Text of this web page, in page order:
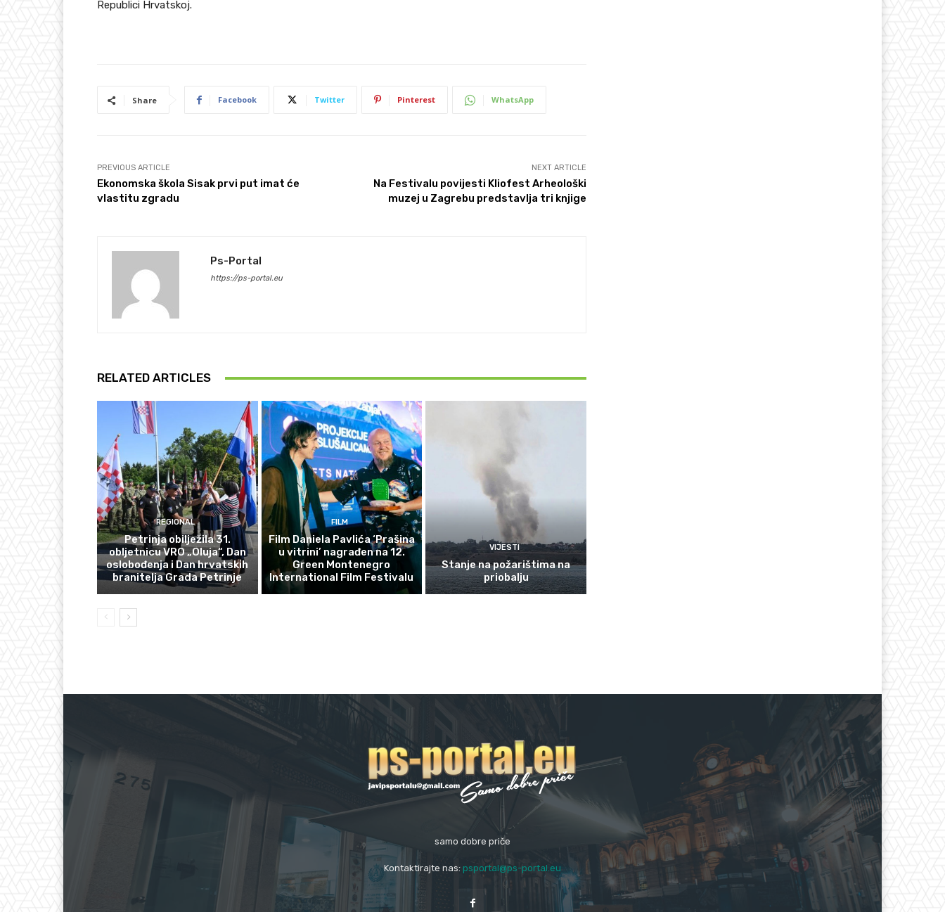
Republici Hrvatskoj.
Share Facebook Twitter Pinterest WhatsApp
PREVIOUS ARTICLE
Ekonomska škola Sisak prvi put imat će
vlastitu zgradu
NEXT ARTICLE
Na Festivalu povijesti Kliofest Arheološki
muzej u Zagrebu predstavlja tri knjige
Ps-Portal
https://ps-portal.eu
RELATED ARTICLES
REGIONAL
Petrinja obilježila 31.
obljetnicu VRO „Oluja“, Dan
oslobođenja i Dan hrvatskih
branitelja Grada Petrinje
FILM
Film Daniela Pavlića ‘Prašina
u vitrini’ nagrađen na 12.
Green Montenegro
International Film Festivalu
VIJESTI
Stanje na požarištima na
priobalju
samo dobre priče
Kontaktirajte nas:psportal@ps-portal.eu